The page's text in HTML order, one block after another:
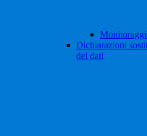
Dichiarazioni
dei dati